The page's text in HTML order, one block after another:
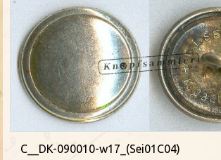
C__DK-090010-w17_(Sei01C04)